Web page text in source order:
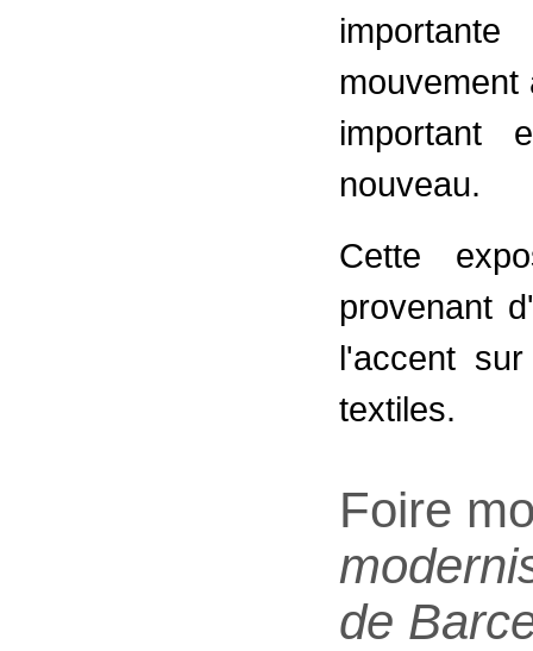
mouvement
important
nouveau.
Cette
provenant
l'accent
textiles.
Foire
de